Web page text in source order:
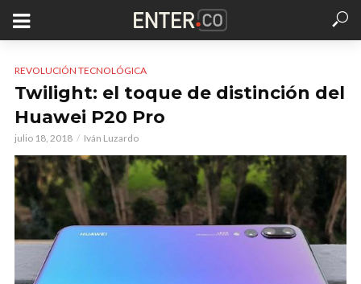
REVOLUCIÓN TECNOLÓGICA
Twilight: el toque de distinción del
Huawei P20 Pro
julio 18, 2018 Iván Luzardo